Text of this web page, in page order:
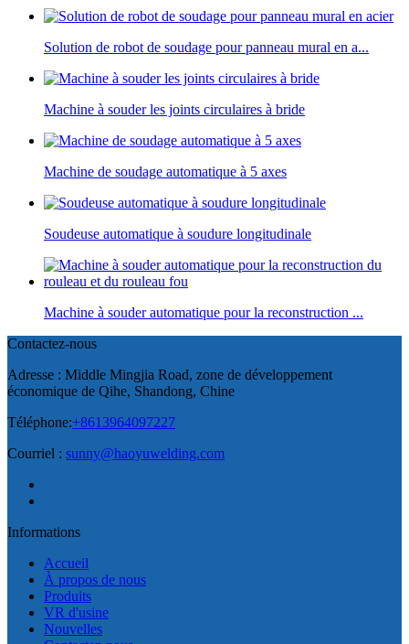
Solution de robot de soudage pour panneau mural en a...
Machine à souder les joints circulaires à bride
Machine de soudage automatique à 5 axes
Soudeuse automatique à soudure longitudinale
Machine à souder automatique pour la reconstruction ...
Contactez-nous
Adresse : Middle Mingjia Road, zone de développement
économique de Qihe, Shandong, Chine
Téléphone:+8613964097227
Courriel : sunny@haoyuwelding.com
Informations
Accueil
À propos de nous
Produits
VR d'usine
Nouvelles